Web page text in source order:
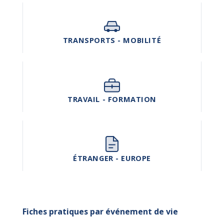
TRANSPORTS - MOBILITÉ
TRAVAIL - FORMATION
ÉTRANGER - EUROPE
Fiches pratiques par événement de vie